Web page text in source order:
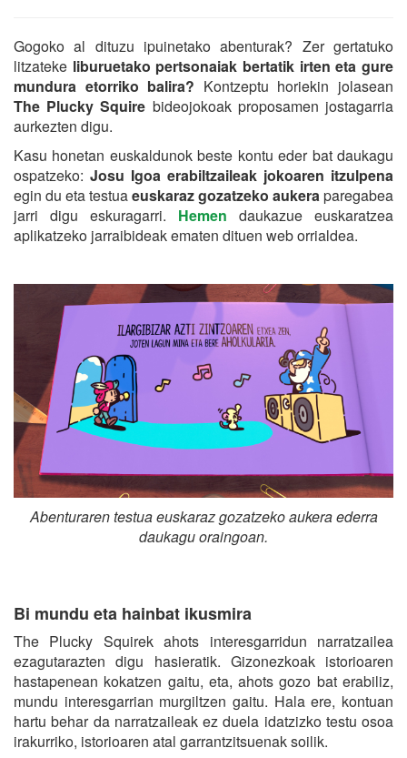
Gogoko al dituzu ipuinetako abenturak? Zer gertatuko
litzateke liburuetako pertsonaiak bertatik irten eta gure
mundura etorriko balira? Kontzeptu horiekin jolasean
The Plucky Squire bideojokoak proposamen jostagarria
aurkezten digu.
Kasu honetan euskaldunok beste kontu eder bat daukagu
ospatzeko: Josu Igoa erabiltzaileak jokoaren itzulpena
egin du eta testuaeuskaraz gozatzeko aukeraparegabea
jarri digu eskuragarri. Hemen daukazue euskaratzea
aplikatzeko jarraibideak ematen dituen web orrialdea.
Abenturaren testua euskaraz gozatzeko aukera ederra
daukagu oraingoan.
Bi mundu eta hainbat ikusmira
The Plucky Squirek ahots interesgarridun narratzailea
ezagutarazten digu hasieratik. Gizonezkoak istorioaren
hastapenean kokatzen gaitu, eta, ahots gozo bat erabiliz,
mundu interesgarrian murgiltzen gaitu. Hala ere, kontuan
hartu behar da narratzaileak ez duela idatzizko testu osoa
irakurriko, istorioaren atal garrantzitsuenak soilik.